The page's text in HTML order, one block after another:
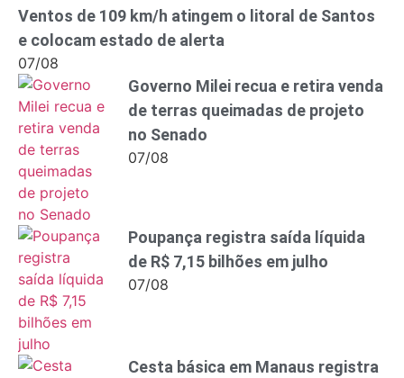
Ventos de 109 km/h atingem o litoral de Santos
e colocam estado de alerta
07/08
Governo Milei recua e retira venda
de terras queimadas de projeto
no Senado
07/08
Poupança registra saída líquida
de R$ 7,15 bilhões em julho
07/08
Cesta básica em Manaus registra